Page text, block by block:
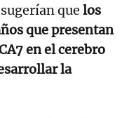
que los
que presentan
en el cerebro
la